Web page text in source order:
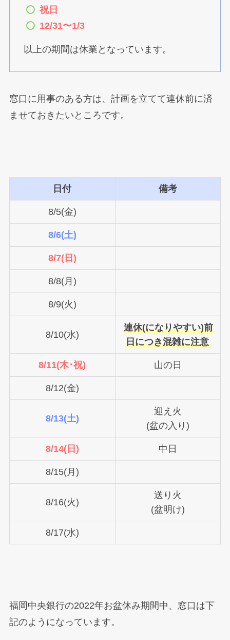
祝日
12/31〜1/3
以上の期間は休業となっています。
窓口に用事のある方は、計画を立てて連休前に済
ませておきたいところです。
日付 備考
8/5(金)
8/6(土)
8/7(日)
8/8(月)
8/9(火)
8/10(水)
連休(になりやすい)前
日につき混雑に注意
8/11(木･祝) 山の日
8/12(金)
8/13(土)
迎え火
(盆の入り)
8/14(日) 中日
8/15(月)
8/16(火)
送り火
(盆明け)
8/17(水)
福岡中央銀行の2022年お盆休み期間中、窓口は下
記のようになっています。